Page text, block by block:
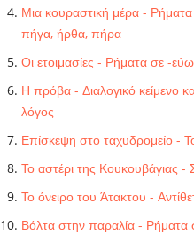
Μια κουραστική μέρα -
πήγα, ήρθα, πήρα
Οι ετοιμασίες - Ρήματα σε -
Η πρόβα - Διαλογικό κείμενο
λόγος
Επίσκεψη στο ταχυδρομείο -
Το αστέρι της Κουκουβάγιας
Το όνειρο του Άτακτου -
Βόλτα στην παραλία - Ρήματα